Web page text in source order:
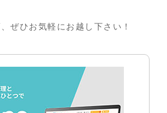
ぜひお気軽にお越し下さい！